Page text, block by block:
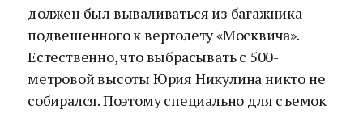
должен был вываливаться из багажника
подвешенного к вертолету «Москвича».
Естественно, что выбрасывать с 500-
метровой высоты Юрия Никулина никто не
собирался. Поэтому специально для съемок